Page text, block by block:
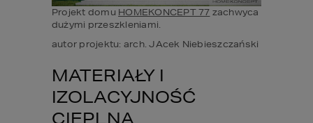
Projekt domu HOMEKONCEPT 77 zachwyca
dużymi przeszkleniami.
autor projektu: arch. JAcek Niebieszczański
MATERIAŁY I
IZOLACYJNOŚĆ
CIEPLNA